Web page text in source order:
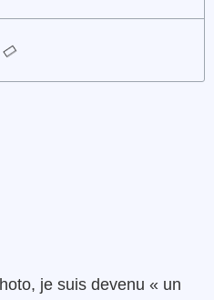
je suis devenu « un